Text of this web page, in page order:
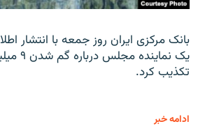
بانک مرکزی ایران روز جمعه با انتشار
یک
تکذیب کرد.
ادامه خبر